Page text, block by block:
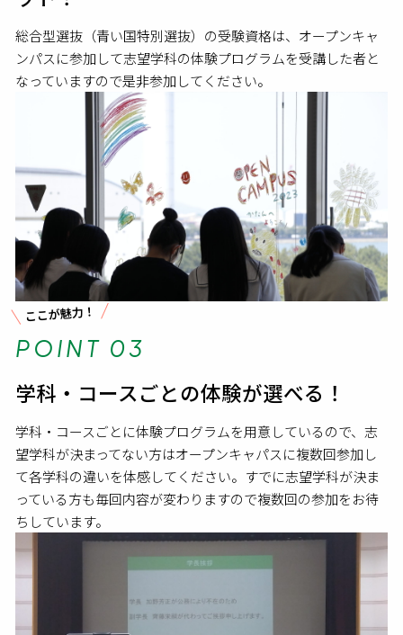
総合型選抜（青い国特別選抜）の受験資格は、オープンキャ
ンパスに参加して志望学科の体験プログラムを受講した者と
なっていますので是非参加してください。
ここが魅力！
POINT 03
学科・コースごとの体験が選べる！
学科・コースごとに体験プログラムを用意しているので、志
望学科が決まってない方はオープンキャパスに複数回参加し
て各学科の違いを体感してください。すでに志望学科が決ま
っている方も毎回内容が変わりますので複数回の参加をお待
ちしています。